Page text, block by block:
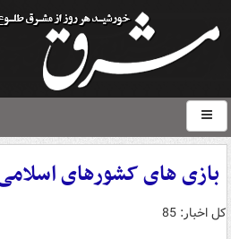
بازی های کشورهای
کل اخبار: 85